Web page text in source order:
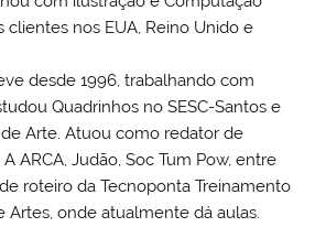
clientes nos EUA, Reino Unido e
desde 1996, trabalhando com
Quadrinhos no SESC-Santos e
Arte. Atuou como redator de
ARCA, Judão, Soc Tum Pow, entre
roteiro da Tecnoponta Treinamento
Artes, onde atualmente dá aulas.